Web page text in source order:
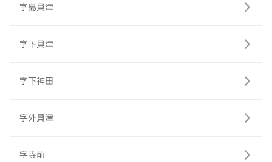
字島貝津
字下貝津
字下神田
字外貝津
字寺前